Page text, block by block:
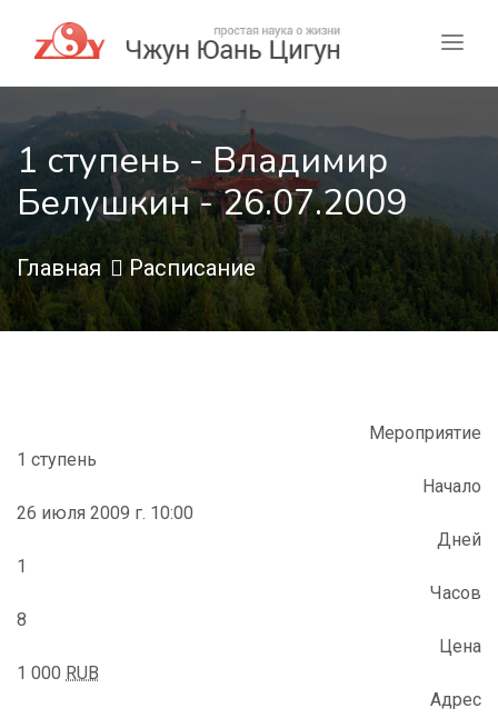
1 ступень - Владимир
Белушкин - 26.07.2009
Главная Расписание
Мероприятие
1 ступень
Начало
26 июля 2009 г. 10:00
Дней
1
Часов
8
Цена
1 000 RUB
Адрес